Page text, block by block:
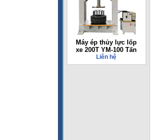
Máy ép thủy lực lốp
xe 200T YM-100 Tấn
Liên hệ